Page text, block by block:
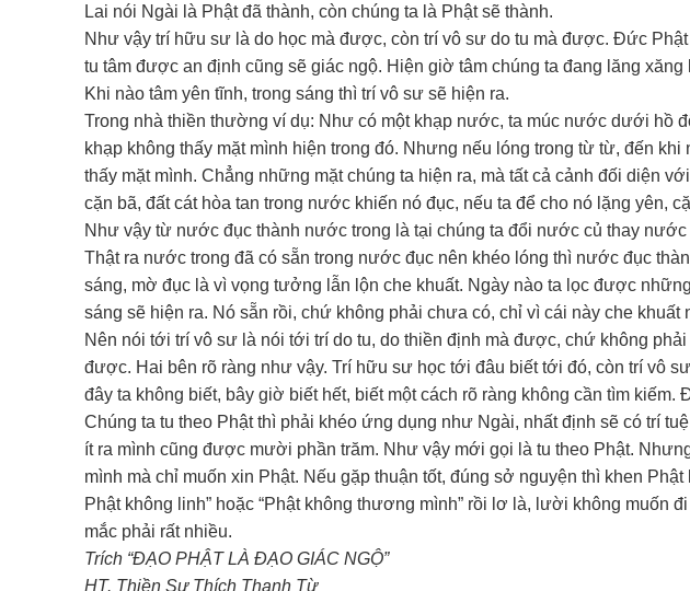
Lai nói Ngài là Phật đã thành, còn chúng ta là Phật sẽ thành.
Như vậy trí hữu sư là do học mà được, còn trí vô sư do tu mà được. Đức
tu tâm được an định cũng sẽ giác ngộ. Hiện giờ tâm chúng ta đang lăng
Khi nào tâm yên tĩnh, trong sáng thì trí vô sư sẽ hiện ra.
Trong nhà thiền thường ví dụ: Như có một khạp nước, ta múc nước dưới hồ
khạp không thấy mặt mình hiện trong đó. Nhưng nếu lóng trong từ từ, đến
thấy mặt mình. Chẳng những mặt chúng ta hiện ra, mà tất cả cảnh đối diện
cặn bã, đất cát hòa tan trong nước khiến nó đục, nếu ta để cho nó lặng yên,
Như vậy từ nước đục thành nước trong là tại chúng ta đổi nước củ thay
Thật ra nước trong đã có sẵn trong nước đục nên khéo lóng thì nước đục
sáng, mờ đục là vì vọng tưởng lẫn lộn che khuất. Ngày nào ta lọc được
sáng sẽ hiện ra. Nó sẵn rồi, chứ không phải chưa có, chỉ vì cái này che
Nên nói tới trí vô sư là nói tới trí do tu, do thiền định mà được, chứ không
được. Hai bên rõ ràng như vậy. Trí hữu sư học tới đâu biết tới đó, còn trí vô
đây ta không biết, bây giờ biết hết, biết một cách rõ ràng không cần tìm kiếm.
Chúng ta tu theo Phật thì phải khéo ứng dụng như Ngài, nhất định sẽ có trí
ít ra mình cũng được mười phần trăm. Như vậy mới gọi là tu theo Phật.
mình mà chỉ muốn xin Phật. Nếu gặp thuận tốt, đúng sở nguyện thì khen
Phật không linh” hoặc “Phật không thương mình” rồi lơ là, lười không muốn
mắc phải rất nhiều.
Trích “ĐẠO PHẬT LÀ ĐẠO GIÁC NGỘ”
HT. Thiền Sư Thích Thanh Từ